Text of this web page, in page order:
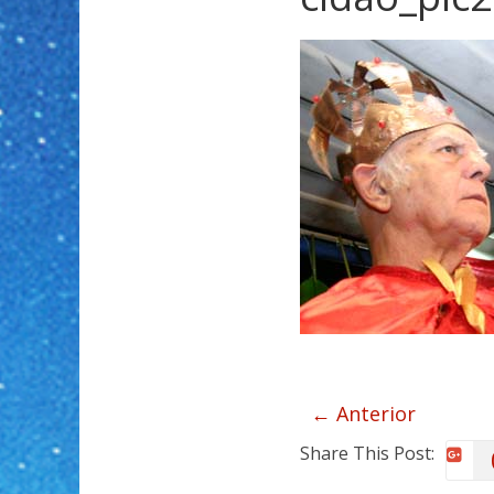
← Anterior
Share This Post: